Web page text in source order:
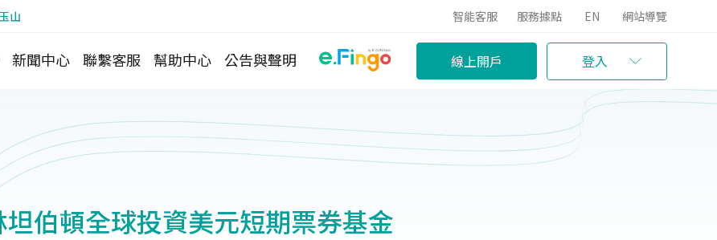
山 智能客服 服務據點 EN 網站導覽
新聞中心 聯繫客服 幫助中心 公告與聲明 線上開戶 登入
伯頓全球投資美元短期票券基金